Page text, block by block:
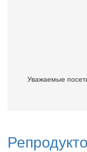
Уважаемые